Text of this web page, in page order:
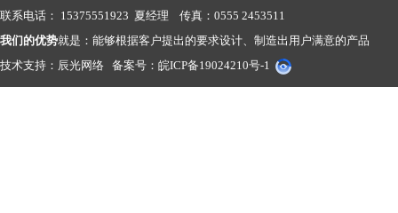
联系电话： 15375551923 夏经理 传真：0555 2453511
我们的优势就是：能够根据客户提出的要求设计、制造出用户满意的产品
技术支持： 辰光网络 备案号： 皖ICP备19024210号-1